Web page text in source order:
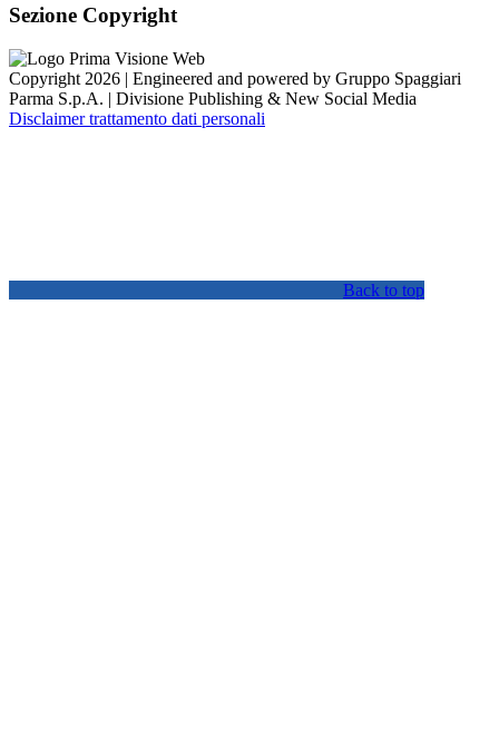
Sezione Copyright
Copyright 2026 | Engineered and powered by Gruppo Spaggiari
Parma S.p.A. | Divisione Publishing & New Social Media
Disclaimer trattamento dati personali
Back to top